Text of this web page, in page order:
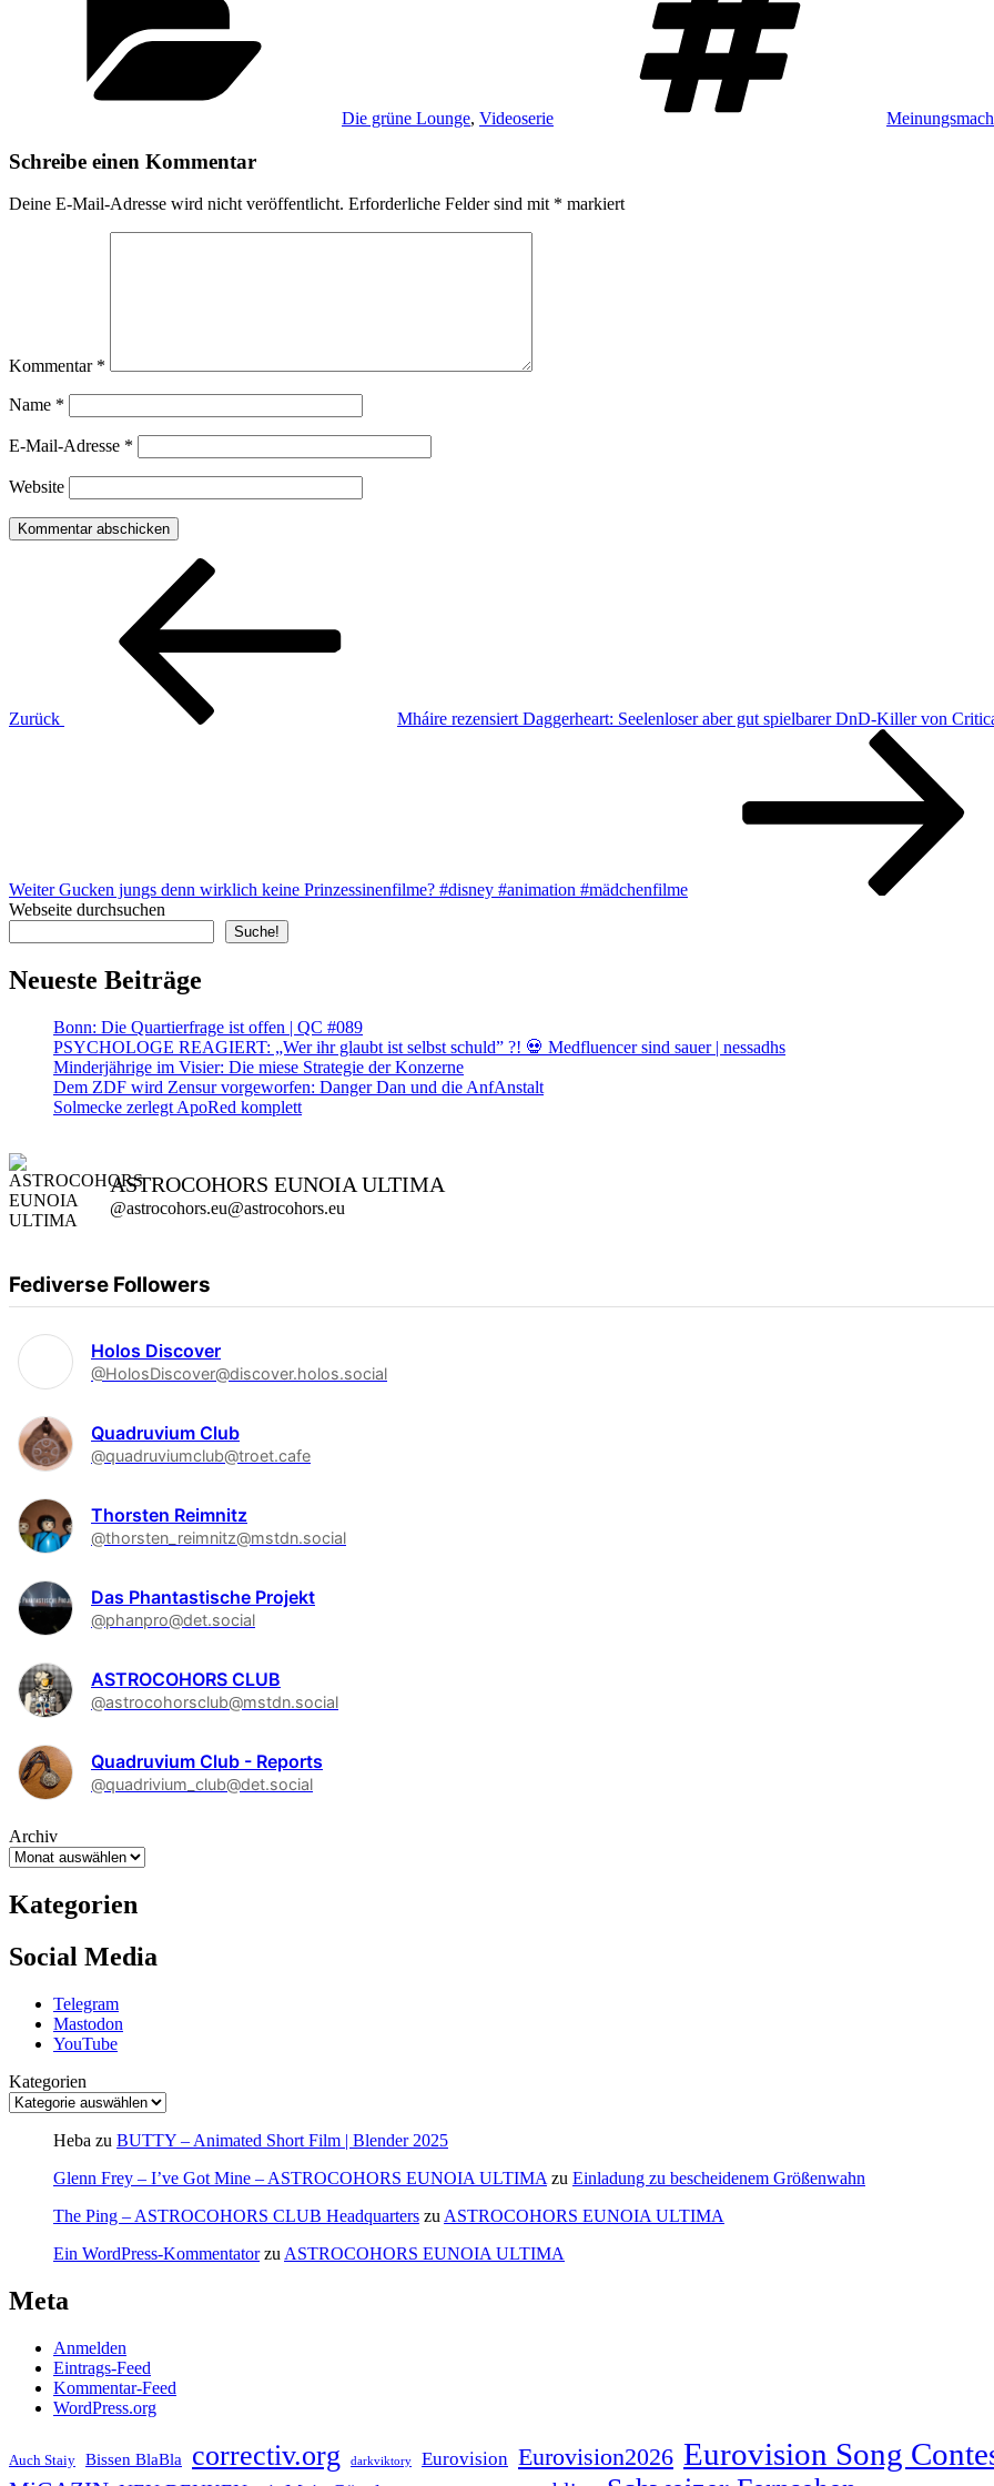
Die grüne Lounge, Videoserie
Schreibe einen Kommentar
Deine E-Mail-Adresse wird nicht veröffentlicht. Erforderliche Felder sind mit * markiert
Kommentar *
Name *
E-Mail-Adresse *
Website
Beitragsnavigation
Zurück
Mháire rezensiert Daggerheart: Seelenloser aber gut spielbarer DnD-Killer von
Weiter Gucken jungs denn wirklich keine Prinzessinenfilme? #disney #animation #mädchenfilme
Webseite durchsuchen
Suche!
Neueste Beiträge
Bonn: Die Quartierfrage ist offen | QC #089
PSYCHOLOGE REAGIERT: „Wer ihr glaubt ist selbst schuld” ?! 💀 Medfluencer sind sauer | nessadhs
Minderjährige im Visier: Die miese Strategie der Konzerne
Dem ZDF wird Zensur vorgeworfen: Danger Dan und die AnfAnstalt
Solmecke zerlegt ApoRed komplett
ASTROCOHORS EUNOIA ULTIMA
@astrocohors.eu@astrocohors.eu
Fediverse Followers
Holos Discover
@HolosDiscover@discover.holos.social
Quadruvium Club
@quadruviumclub@troet.cafe
Thorsten Reimnitz
@thorsten_reimnitz@mstdn.social
Das Phantastische Projekt
@phanpro@det.social
ASTROCOHORS CLUB
@astrocohorsclub@mstdn.social
Quadruvium Club - Reports
@quadrivium_club@det.social
Archiv
Kategorien
Social Media
Telegram
Mastodon
YouTube
Kategorien
Heba zu BUTTY – Animated Short Film | Blender 2025
Glenn Frey – I’ve Got Mine – ASTROCOHORS EUNOIA ULTIMA zu Einladung zu bescheidenem Größenwahn
The Ping – ASTROCOHORS CLUB Headquarters zu ASTROCOHORS EUNOIA ULTIMA
Ein WordPress-Kommentatorzu ASTROCOHORS EUNOIA ULTIMA
Meta
Anmelden
Eintrags-Feed
Kommentar-Feed
WordPress.org
Auch Staiy Bissen BlaBla correctiv.org darkviktory Eurovision Eurovision2026 Eurovision Song